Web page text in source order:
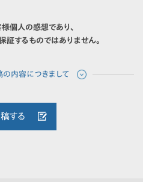
個人の感想であり、
証するものではありません。
する